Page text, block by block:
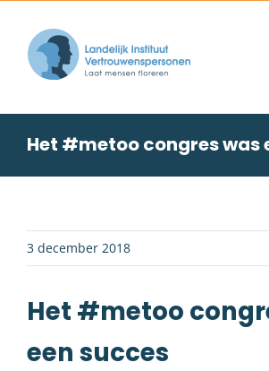
content
Het #metoo congres was
3 december 2018
Het #metoo
een succes